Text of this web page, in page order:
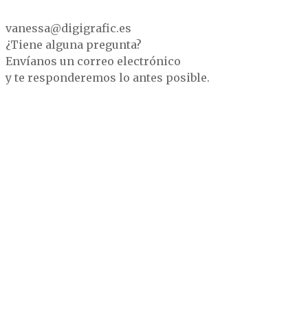
vanessa@digigrafic.es
¿Tiene alguna pregunta?
Envíanos un correo electrónico
y te responderemos lo antes posible.